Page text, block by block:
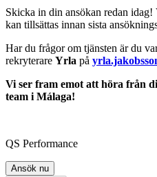
Skicka in din ansökan redan
kan tillsättas innan sista
Har du frågor om tjänsten är du
rekryterare Yrla på
Vi ser fram emot att höra från
team i Málaga!
QS Performance
Ansök nu